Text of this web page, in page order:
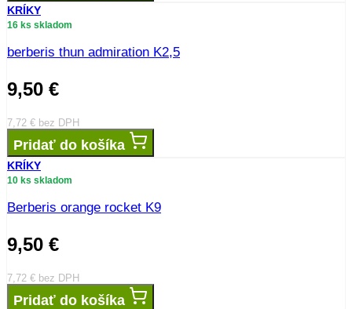
KRÍKY
16 ks skladom
berberis thun admiration K2,5
9,50 €
7,72 € bez DPH
Pridať do košíka
KRÍKY
10 ks skladom
Berberis orange rocket K9
9,50 €
7,72 € bez DPH
Pridať do košíka